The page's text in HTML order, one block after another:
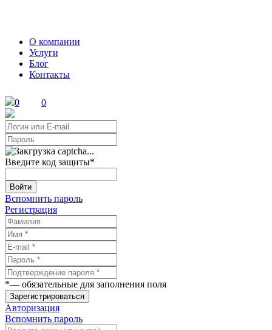
О компании
Услуги
Блог
Контакты
0 0
Введите код защиты*
Войти
Вспомнить пароль
Регистрация
*— обязательные для заполнения поля
Зарегистрироваться
Авторизация
Вспомнить пароль